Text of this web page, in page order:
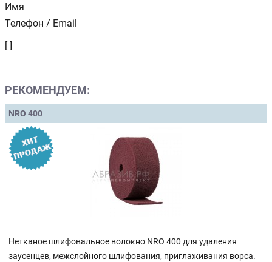
Имя
Телефон / Email
[ ]
РЕКОМЕНДУЕМ:
NRO 400
Нетканое шлифовальное волокно NRO 400 для удаления
заусенцев, межслойного шлифования, приглаживания ворса.